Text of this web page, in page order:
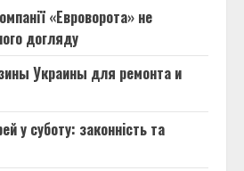
«Евроворота» не
догляду
Украины для ремонта и
у суботу: законність та